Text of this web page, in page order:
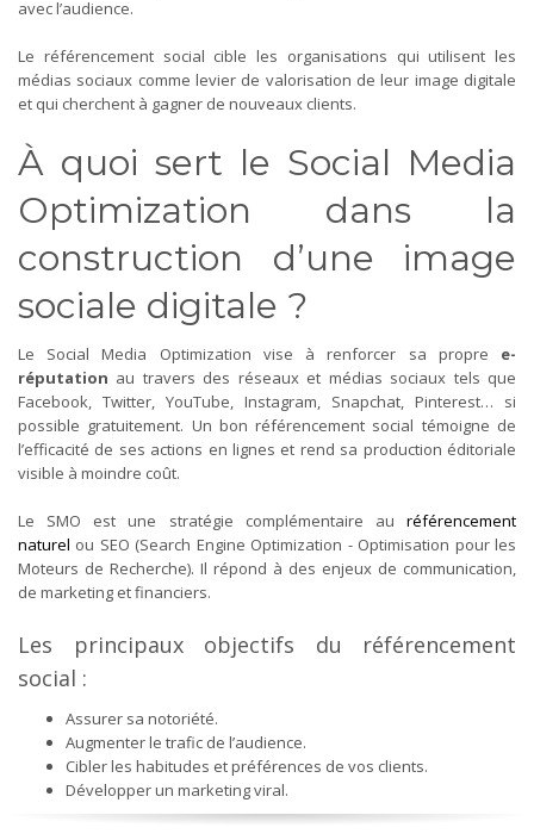
avec l’audience.
Le référencement social cible les organisations qui utilisent les
médias sociaux comme levier de valorisation de leur image digitale
et qui cherchent à gagner de nouveaux clients.
À quoi sert le Social Media
Optimization dans la
construction d’une image
sociale digitale ?
Le Social Media Optimization vise à renforcer sa propre e-
réputation au travers des réseaux et médias sociaux tels que
Facebook, Twitter, YouTube, Instagram, Snapchat, Pinterest… si
possible gratuitement. Un bon référencement social témoigne de
l’efficacité de ses actions en lignes et rend sa production éditoriale
visible à moindre coût.
Le SMO est une stratégie complémentaire au référencement
naturel ou SEO (Search Engine Optimization - Optimisation pour les
Moteurs de Recherche). Il répond à des enjeux de communication,
de marketing et financiers.
Les principaux objectifs du référencement
social :
Assurer sa notoriété.
Augmenter le trafic de l’audience.
Cibler les habitudes et préférences de vos clients.
Développer un marketing viral.